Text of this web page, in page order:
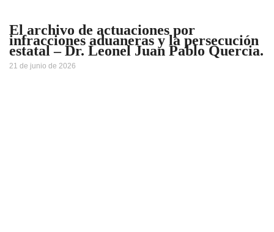
El archivo de actuaciones por
infracciones aduaneras y la persecución
estatal – Dr. Leonel Juan Pablo Quercia.
21 de junio de 2026